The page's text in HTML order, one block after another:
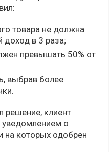
товара не должна
в 3 раза;
превышать 50% от
выбрав более
решение, клиент
о
на которых одобрен